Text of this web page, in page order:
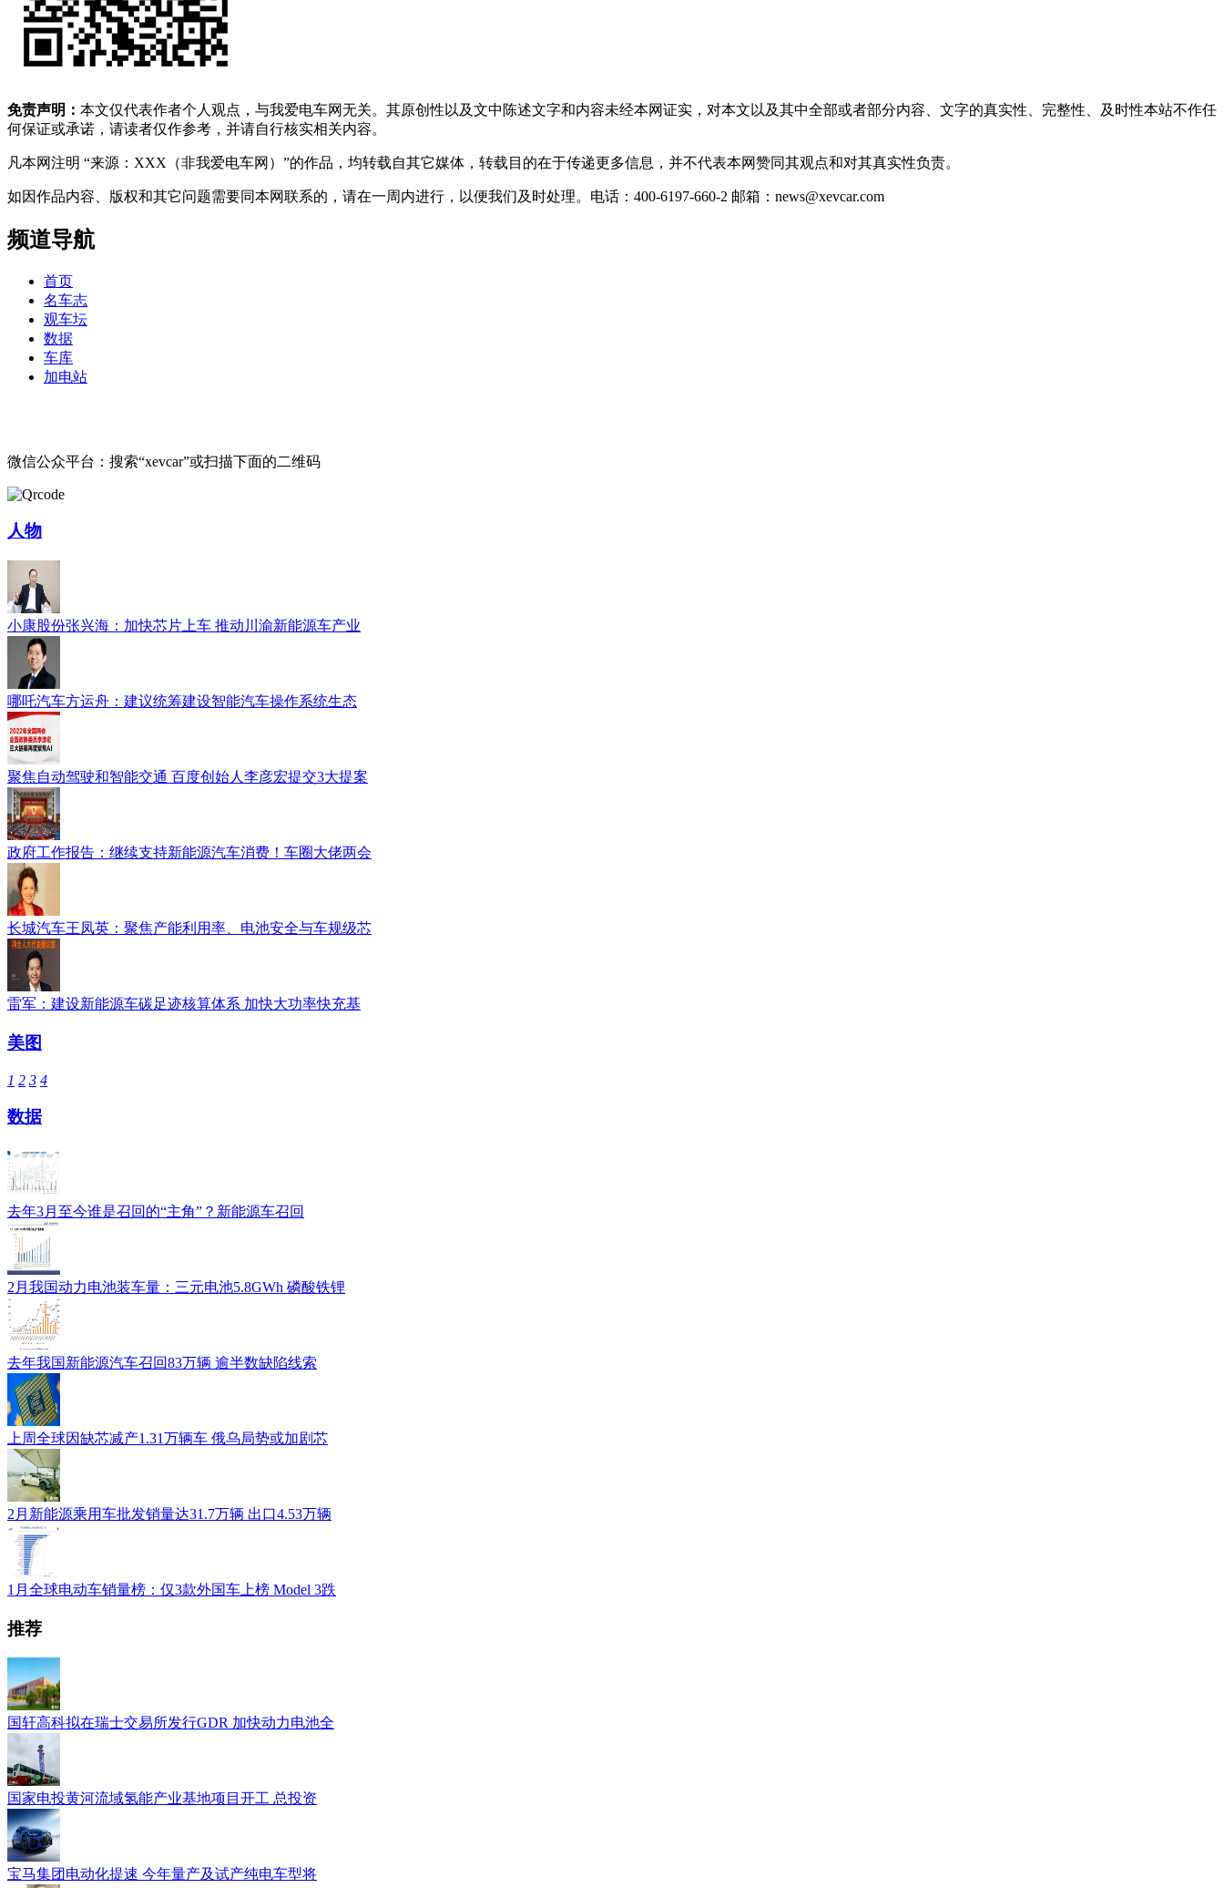
免责声明： 本文仅代表作者个人观点，与我爱电车网无关。其原创性以及文中陈述文字和内容未经本网证实，对本文以及其中全部或者部分内容、文字的真实性、完整性、及时性本站不作任
何保证或承诺，请读者仅作参考，并请自行核实相关内容。
凡本网注明 “来源：XXX（非我爱电车网）”的作品，均转载自其它媒体，转载目的在于传递更多信息，并不代表本网赞同其观点和对其真实性负责。
如因作品内容、版权和其它问题需要同本网联系的，请在一周内进行，以便我们及时处理。电话：400-6197-660-2 邮箱：news@xevcar.com
频道导航
首页
名车志
观车坛
数据
车库
加电站
微信公众平台：搜索“xevcar”或扫描下面的二维码
人物
小康股份张兴海：加快芯片上车 推动川渝新能源车产业
哪吒汽车方运舟：建议统筹建设智能汽车操作系统生态
聚焦自动驾驶和智能交通 百度创始人李彦宏提交3大提案
政府工作报告：继续支持新能源汽车消费！车圈大佬两会
长城汽车王凤英：聚焦产能利用率、电池安全与车规级芯
雷军：建设新能源车碳足迹核算体系 加快大功率快充基
美图
1 2 3 4
数据
去年3月至今谁是召回的“主角”？新能源车召回
2月我国动力电池装车量：三元电池5.8GWh 磷酸铁锂
去年我国新能源汽车召回83万辆 逾半数缺陷线索
上周全球因缺芯减产1.31万辆车 俄乌局势或加剧芯
2月新能源乘用车批发销量达31.7万辆 出口4.53万辆
1月全球电动车销量榜：仅3款外国车上榜 Model 3跌
推荐
国轩高科拟在瑞士交易所发行GDR 加快动力电池全
国家电投黄河流域氢能产业基地项目开工 总投资
宝马集团电动化提速 今年量产及试产纯电车型将